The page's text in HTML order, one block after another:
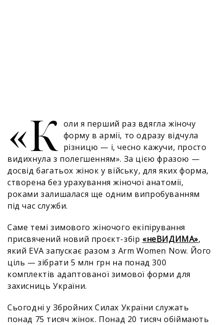
«К оли я перший раз вдягла жіночу
форму в армії, то одразу відчула
різницю — і, чесно кажучи, просто
видихнула з полегшенням». За цією фразою —
досвід багатьох жінок у війську, для яких форма,
створена без урахування жіночої анатомії,
роками залишалася ще одним випробуванням
під час служби.
Саме темі зимового жіночого екіпірування
присвячений новий проєкт-збір «неВИДИМА»,
який EVA запускає разом з Arm Women Now. Його
ціль — зібрати 5 млн грн на понад 300
комплектів адаптованої зимової форми для
захисниць України.
Сьогодні у Збройних Силах України служать
понад 75 тисяч жінок. Понад 20 тисяч обіймають